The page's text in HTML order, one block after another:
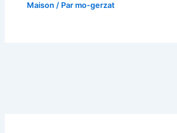
Maison / Parmo-gerzat